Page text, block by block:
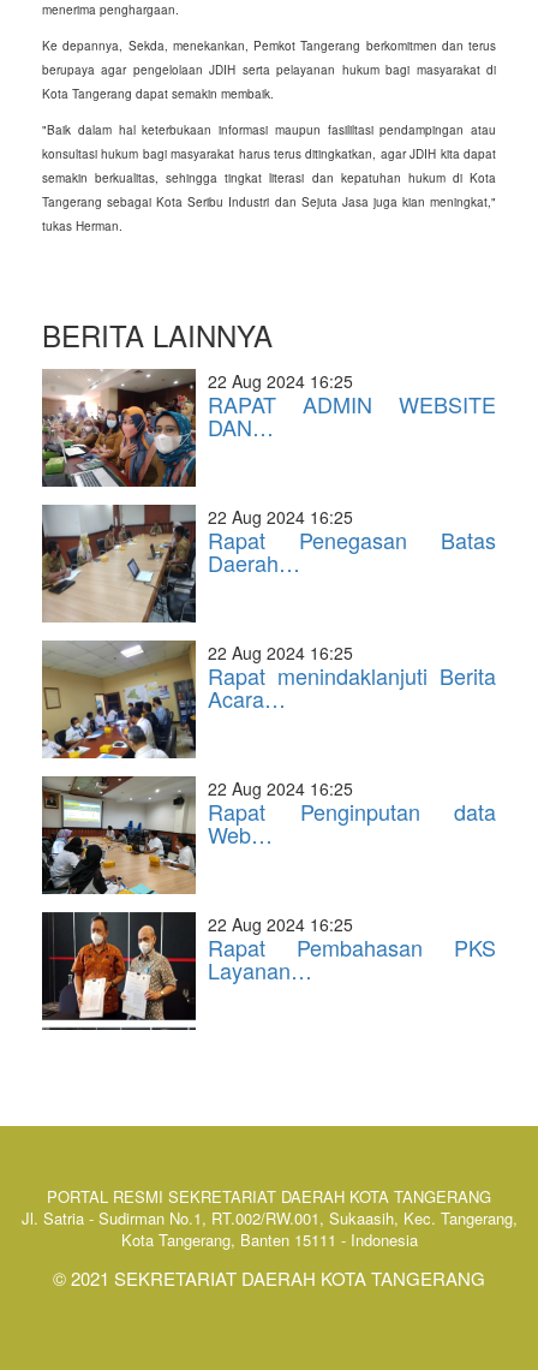
menerima penghargaan.
Ke depannya, Sekda, menekankan, Pemkot Tangerang berkomitmen dan terus
berupaya agar pengelolaan JDIH serta pelayanan hukum bagi masyarakat di
Kota Tangerang dapat semakin membaik.
"Baik dalam hal keterbukaan informasi maupun fasililtasi pendampingan atau
konsultasi hukum bagi masyarakat harus terus ditingkatkan, agar JDIH kita dapat
semakin berkualitas, sehingga tingkat literasi dan kepatuhan hukum di Kota
Tangerang sebagai Kota Seribu Industri dan Sejuta Jasa juga kian meningkat,"
tukas Herman.
BERITA LAINNYA
22 Aug 2024 16:25
RAPAT ADMIN WEBSITE
DAN…
22 Aug 2024 16:25
Rapat Penegasan Batas
Daerah…
22 Aug 2024 16:25
Rapat menindaklanjuti Berita
Acara…
22 Aug 2024 16:25
Rapat Penginputan data
Web…
22 Aug 2024 16:25
Rapat Pembahasan PKS
Layanan…
PORTAL RESMI SEKRETARIAT DAERAH KOTA TANGERANG
Jl. Satria - Sudirman No.1, RT.002/RW.001, Sukaasih, Kec. Tangerang,
Kota Tangerang, Banten 15111 - Indonesia
© 2021 SEKRETARIAT DAERAH KOTA TANGERANG